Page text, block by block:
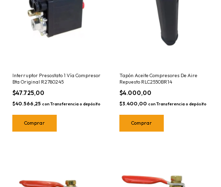
Interruptor Presostato 1 Vía Compresor
Bta Original R2780245
$47.725,00
$40.566,25 con Transferencia o depósito
Tapón Aceite Compresores De Aire
Repuesto RLC2550BR14
$4.000,00
$3.400,00 con Transferencia o depósito